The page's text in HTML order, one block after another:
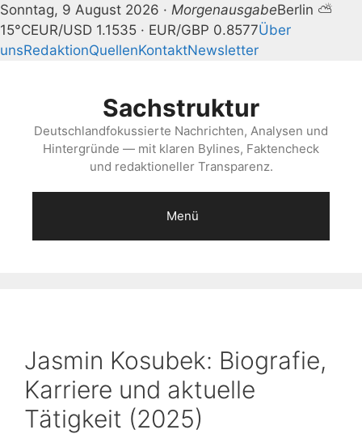
Sonntag, 9 August 2026 · MorgenausgabeBerlin ⛅
15°CEUR/USD 1.1535 · EUR/GBP 0.8577Über
unsRedaktionQuellenKontaktNewsletter
Sachstruktur
Deutschlandfokussierte Nachrichten, Analysen und
Hintergründe — mit klaren Bylines, Faktencheck
und redaktioneller Transparenz.
Menü
Jasmin Kosubek: Biografie,
Karriere und aktuelle
Tätigkeit (2025)